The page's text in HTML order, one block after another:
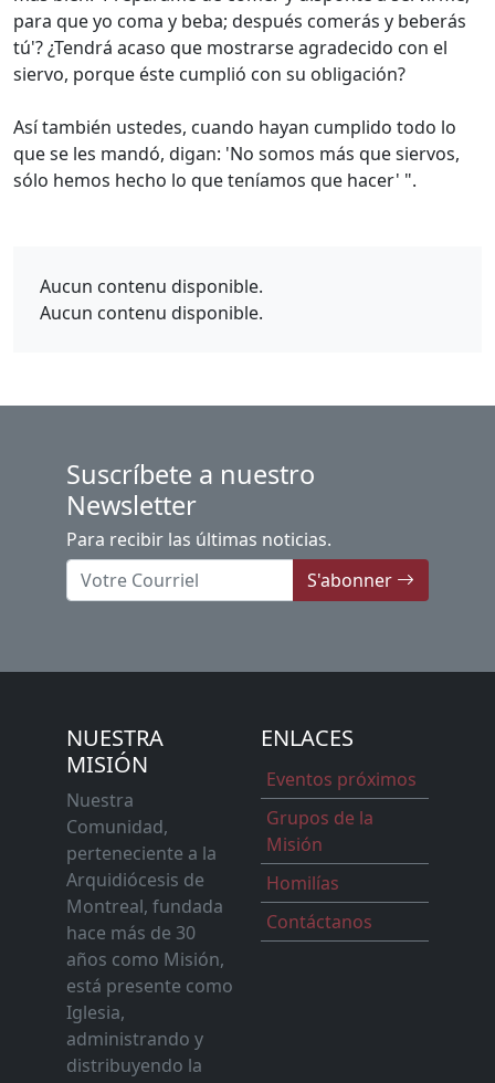
para que yo coma y beba; después comerás y beberás
tú'? ¿Tendrá acaso que mostrarse agradecido con el
siervo, porque éste cumplió con su obligación?
Así también ustedes, cuando hayan cumplido todo lo
que se les mandó, digan: 'No somos más que siervos,
sólo hemos hecho lo que teníamos que hacer' ".
Aucun contenu disponible.
Aucun contenu disponible.
Suscríbete a nuestro
Newsletter
Para recibir las últimas noticias.
S'abonner
NUESTRA
MISIÓN
Nuestra
Comunidad,
perteneciente a la
Arquidiócesis de
Montreal, fundada
hace más de 30
años como Misión,
está presente como
Iglesia,
administrando y
distribuyendo la
ENLACES
Eventos próximos
Grupos de la
Misión
Homilías
Contáctanos